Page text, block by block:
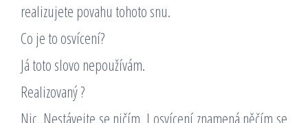
realizujete povahu tohoto snu.
Co je to osvícení?
Já toto slovo nepoužívám.
Realizovaný ?
Nic. Nestávejte se ničím. I osvícení znamená něčím se